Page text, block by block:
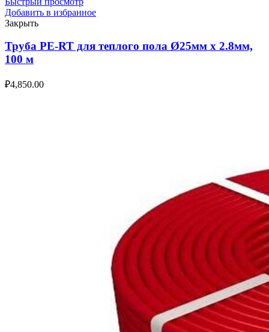
Добавить в избранное
Закрыть
Труба PE-RT для теплого пола Ø25мм х 2.8мм,
100 м
₽4,850.00